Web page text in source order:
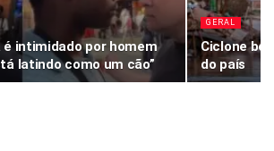
é intimidado por homem
latindo como um cão”
GERAL
Ciclone
do país